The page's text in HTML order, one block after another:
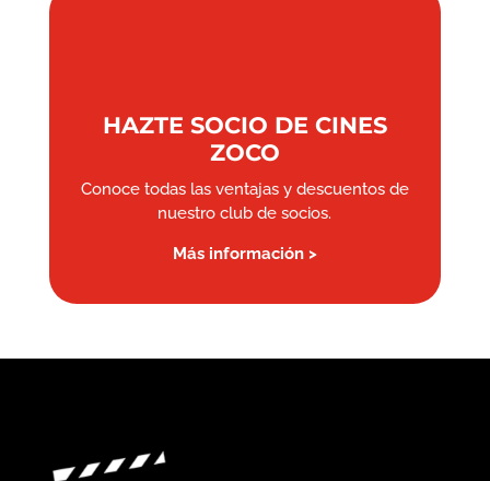
HAZTE SOCIO DE CINES
ZOCO
Conoce todas las ventajas y descuentos de
nuestro club de socios.
Más información >